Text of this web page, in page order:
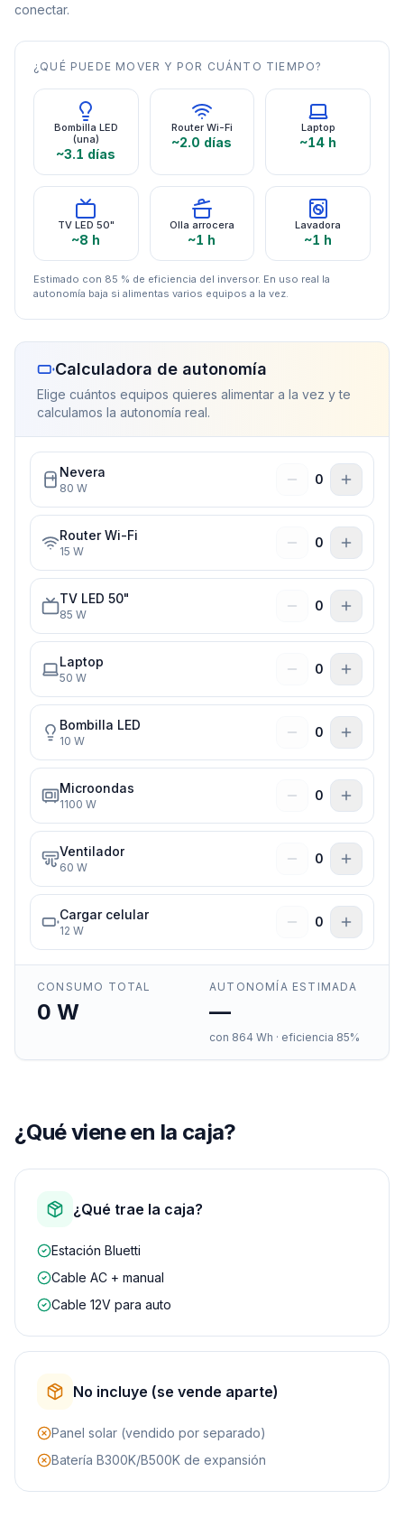
conectar.
¿QUÉ PUEDE MOVER Y POR CUÁNTO TIEMPO?
Bombilla LED
(una)
~3.1 días
Router Wi-Fi
~2.0 días
Laptop
~14 h
TV LED 50"
~8 h
Olla arrocera
~1 h
Lavadora
~1 h
Estimado con 85 % de eficiencia del inversor. En uso real la
autonomía baja si alimentas varios equipos a la vez.
Calculadora de autonomía
Elige cuántos equipos quieres alimentar a la vez y te
calculamos la autonomía real.
Nevera
80 W
0
Router Wi-Fi
15 W
0
TV LED 50"
85 W
0
Laptop
50 W
0
Bombilla LED
10 W
0
Microondas
1100 W
0
Ventilador
60 W
0
Cargar celular
12 W
0
CONSUMO TOTAL
0 W
AUTONOMÍA ESTIMADA
—
con 864 Wh · eficiencia 85%
¿Qué viene en la caja?
¿Qué trae la caja?
Estación Bluetti
Cable AC + manual
Cable 12V para auto
No incluye (se vende aparte)
Panel solar (vendido por separado)
Batería B300K/B500K de expansión